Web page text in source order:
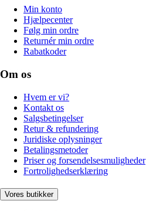
Min konto
Hjælpecenter
Følg min ordre
Returnér min ordre
Rabatkoder
Om os
Hvem er vi?
Kontakt os
Salgsbetingelser
Retur & refundering
Juridiske oplysninger
Betalingsmetoder
Priser og forsendelsesmuligheder
Fortrolighedserklæring
Vores butikker